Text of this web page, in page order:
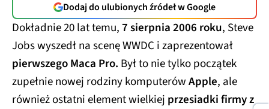
Dodaj do ulubionych źródeł w Google
Dokładnie 20 lat temu,7 sierpnia 2006 roku, Steve
Jobs wyszedł na scenę WWDC i zaprezentował
pierwszego Maca Pro. Był to nie tylko początek
zupełnie nowej rodziny komputerówApple, ale
również ostatni element wielkiej przesiadki firmy z